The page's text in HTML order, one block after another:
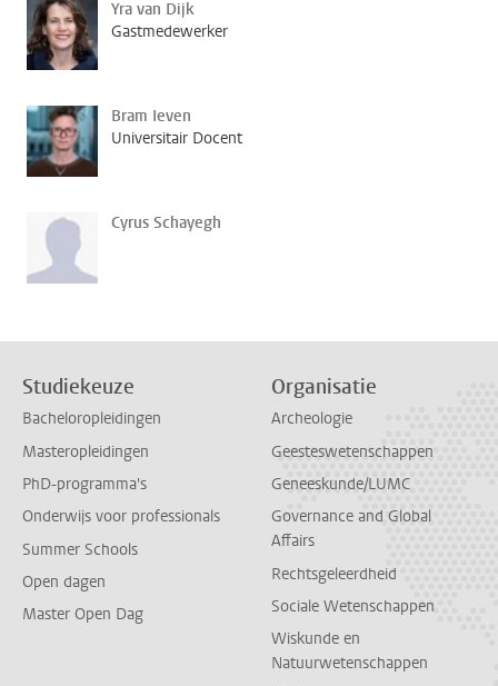
Yra van Dijk
Gastmedewerker
Bram Ieven
Universitair Docent
Cyrus Schayegh
Studiekeuze
Bacheloropleidingen
Masteropleidingen
PhD-programma's
Onderwijs voor professionals
Summer Schools
Open dagen
Master Open Dag
Organisatie
Archeologie
Geesteswetenschappen
Geneeskunde/LUMC
Governance and Global
Affairs
Rechtsgeleerdheid
Sociale Wetenschappen
Wiskunde en
Natuurwetenschappen